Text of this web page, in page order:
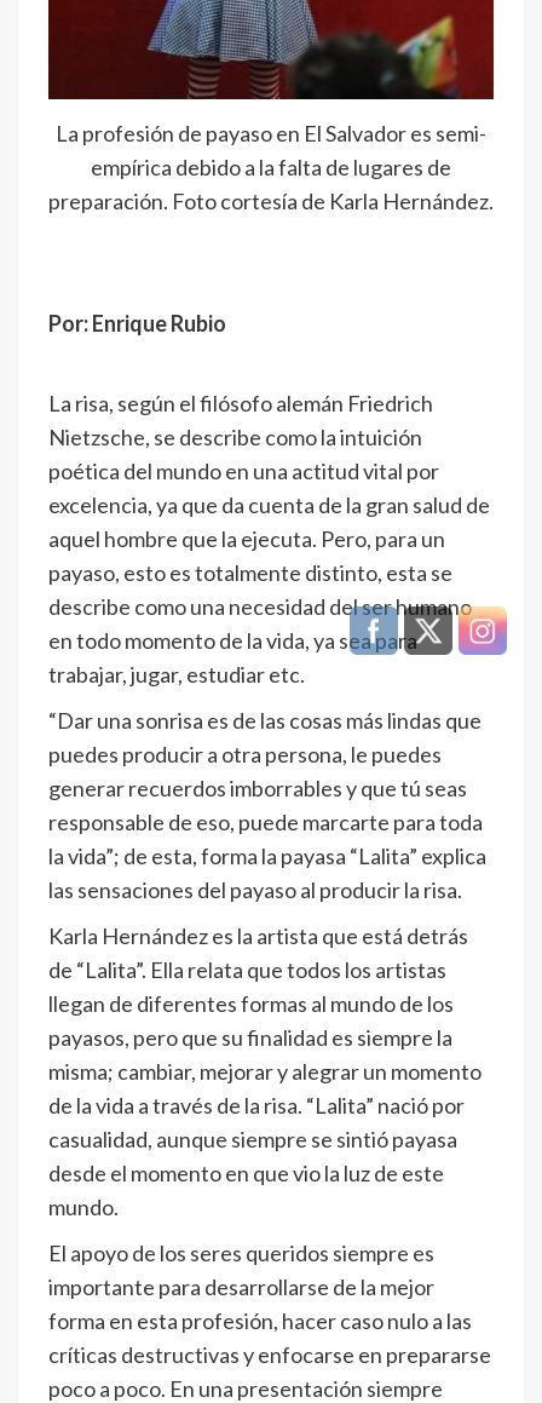
La profesión de payaso en El Salvador es semi-
empírica debido a la falta de lugares de
preparación. Foto cortesía de Karla Hernández.
Por: Enrique Rubio
La risa, según el filósofo alemán Friedrich
Nietzsche, se describe como la intuición
poética del mundo en una actitud vital por
excelencia, ya que da cuenta de la gran salud de
aquel hombre que la ejecuta. Pero, para un
payaso, esto es totalmente distinto, esta se
describe como una necesidad del ser humano
en todo momento de la vida, ya sea para
trabajar, jugar, estudiar etc.
“Dar una sonrisa es de las cosas más lindas que
puedes producir a otra persona, le puedes
generar recuerdos imborrables y que tú seas
responsable de eso, puede marcarte para toda
la vida”; de esta, forma la payasa “Lalita” explica
las sensaciones del payaso al producir la risa.
Karla Hernández es la artista que está detrás
de “Lalita”. Ella relata que todos los artistas
llegan de diferentes formas al mundo de los
payasos, pero que su finalidad es siempre la
misma; cambiar, mejorar y alegrar un momento
de la vida a través de la risa. “Lalita” nació por
casualidad, aunque siempre se sintió payasa
desde el momento en que vio la luz de este
mundo.
El apoyo de los seres queridos siempre es
importante para desarrollarse de la mejor
forma en esta profesión, hacer caso nulo a las
críticas destructivas y enfocarse en prepararse
poco a poco. En una presentación siempre